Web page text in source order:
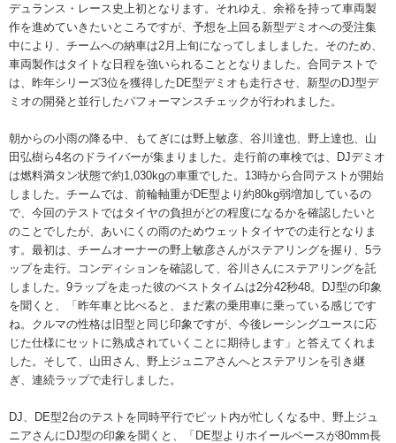
デュランス・レース史上初となります。それゆえ、余裕を持って車両製
作を進めていきたいところですが、予想を上回る新型デミオへの受注集
中により、チームへの納車は2月上旬になってしましました。そのため、
車両製作はタイトな日程を強いられることとなりました。合同テストで
は、昨年シリーズ3位を獲得したDE型デミオも走行させ、新型のDJ型デ
ミオの開発と並行したパフォーマンスチェックが行われました。
朝からの小雨の降る中、もてぎには野上敏彦、谷川達也、野上達也、山
田弘樹ら4名のドライバーが集まりました。走行前の車検では、DJデミオ
は燃料満タン状態で約1,030kgの車重でした。13時から合同テストが開始
しました。チームでは、前輪軸重がDE型より約80kg弱増加しているの
で、今回のテストではタイヤの負担がどの程度になるかを確認したいと
のことでしたが、あいにくの雨のためウェットタイヤでの走行となりま
す。最初は、チームオーナーの野上敏彦さんがステアリングを握り、5ラ
ップを走行。コンディションを確認して、谷川さんにステアリングを託
しました。9ラップを走った彼のベストタイムは2分42秒48。DJ型の印象
を聞くと、「昨年車と比べると、まだ素の乗用車に乗っている感じです
ね。クルマの性格は旧型と同じ印象ですが、今後レーシングユースに応
じた仕様にセットに熟成されていくことに期待します」と答えてくれま
した。そして、山田さん、野上ジュニアさんへとステアリンを引き継
ぎ、連続ラップで走行しました。
DJ、DE型2台のテストを同時平行でピット内が忙しくなる中、野上ジュ
ニアさんにDJ型の印象を聞くと、「DE型よりホイールベースが80mm長